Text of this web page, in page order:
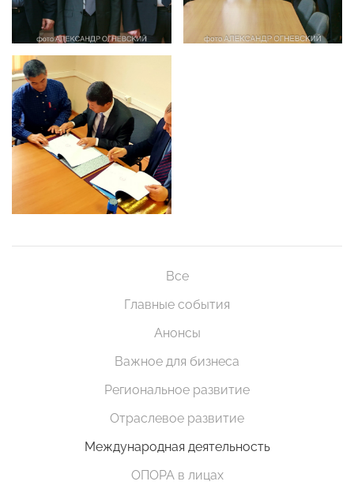
Все
Главные события
Анонсы
Важное для бизнеса
Региональное развитие
Отраслевое развитие
Международная деятельность
ОПОРА в лицах